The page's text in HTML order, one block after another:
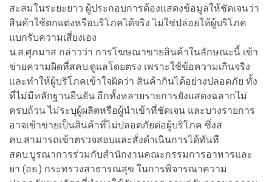
สะสมในระยะยาว ผู้ประกอบการต้องแสดงข้อมูลให้ชัดเจนว่า
สินค้าใช้ตกแต่งหรือบริโภคได้จริง ไม่ใช่ปล่อยให้ผู้บริโภค
แบกรับความเสี่ยงเอง
น.ส.ศุภมาส กล่าวว่า การโฆษณาขายสินค้าในลักษณะนี้ เข้า
ข่ายความผิดที่สคบ.ดูแลโดยตรง เพราะใช้ข้อความเกินจริง
และทำให้ผู้บริโภคเข้าใจผิดว่า สินค้ากินได้อย่างปลอดภัย ทั้ง
ที่ไม่มีหลักฐานยืนยัน อีกทั้งหลายรายการยังแสดงฉลากไม่
ครบถ้วน ไม่ระบุผู้ผลิตหรือผู้นำเข้าที่ชัดเจน และบางรายการ
อาจเข้าข่ายเป็นสินค้าที่ไม่ปลอดภัยต่อผู้บริโภค ซึ่งส
คบ.สามารถเข้าตรวจสอบและสั่งดำเนินการได้ทันที
สคบ.บูรณาการร่วมกับสำนักงานคณะกรรมการอาหารและ
ยา (อย.) กระทรวงสาธารณสุข ในการพิจารณาความ